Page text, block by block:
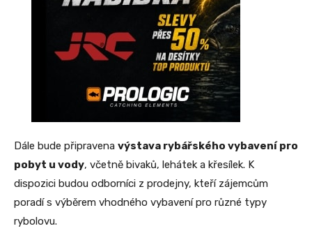
Dále bude připravena výstava rybářského vybavení pro
pobyt u vody, včetně bivaků, lehátek a křesílek. K
dispozici budou odborníci z prodejny, kteří zájemcům
poradí s výběrem vhodného vybavení pro různé typy
rybolovu.